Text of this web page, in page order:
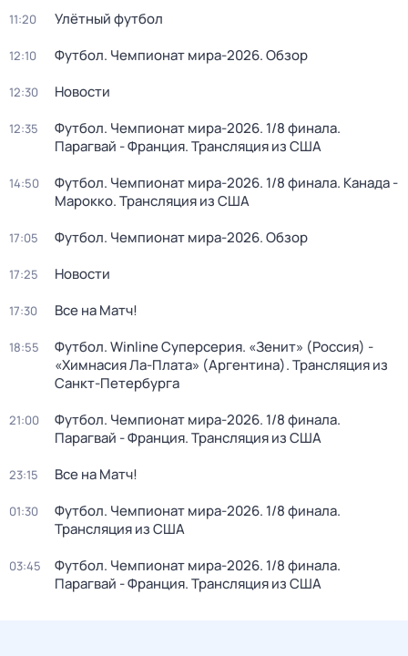
11:20 Улётный футбол
12:10 Футбол. Чемпионат мира-2026. Обзор
12:30 Новости
12:35
Футбол. Чемпионат мира-2026. 1/8 финала.
Парагвай - Франция. Трансляция из США
14:50
Футбол. Чемпионат мира-2026. 1/8 финала. Канада -
Марокко. Трансляция из США
17:05 Футбол. Чемпионат мира-2026. Обзор
17:25 Новости
17:30 Все на Матч!
18:55
Футбол. Winline Суперсерия. «Зенит» (Россия) -
«Химнасия Ла-Плата» (Аргентина). Трансляция из
Санкт-Петербурга
21:00
Футбол. Чемпионат мира-2026. 1/8 финала.
Парагвай - Франция. Трансляция из США
23:15 Все на Матч!
01:30
Футбол. Чемпионат мира-2026. 1/8 финала.
Трансляция из США
03:45
Футбол. Чемпионат мира-2026. 1/8 финала.
Парагвай - Франция. Трансляция из США